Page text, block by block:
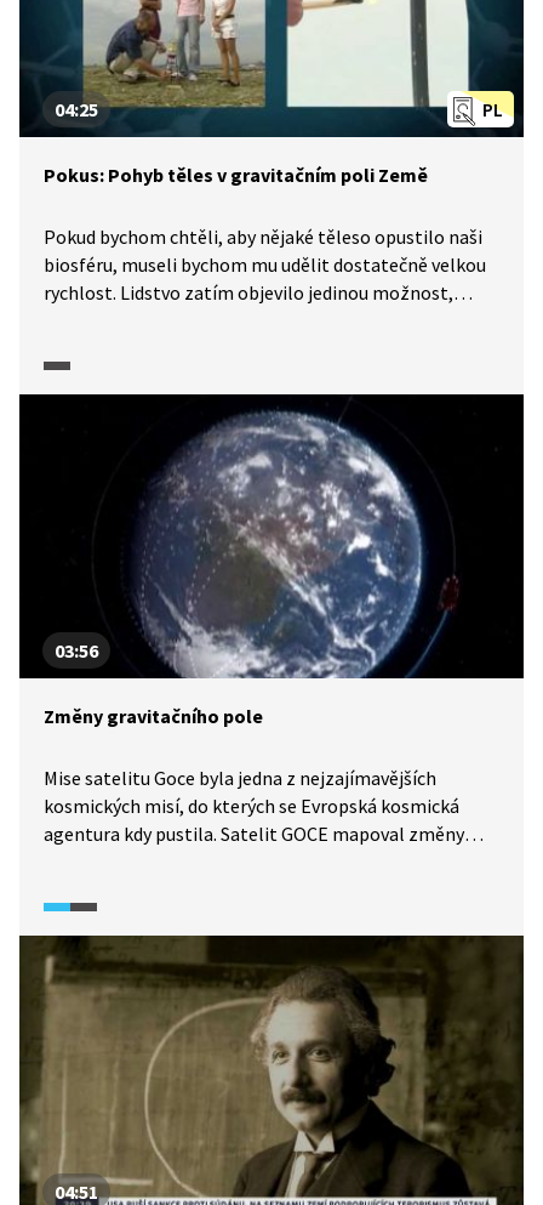
PL
04:25
Pokus: Pohyb těles v gravitačním poli Země
Pokud bychom chtěli, aby nějaké těleso opustilo naši
biosféru, museli bychom mu udělit dostatečně velkou
rychlost. Lidstvo zatím objevilo jedinou možnost,
loď na oběžné dráze, když se pohybuje ve vzdálenosti,
kde na ni působí gravitační pole Země? Kosmické lodě
obíhají kolem Země po kruhových nebo mírně
eliptických drahách a gravitační síla se chová jako
dostředivá. Jejím působením se pohyb vesmírného
tělesa stáčí k zemskému povrchu, ovšem
při dostatečně velké rychlosti vesmírná loď nikdy
nespadne. Družice obíhají po geostacionární dráze
a mají stejnou úhlovou rychlost jako zemská rotace,
takže stojí nad jedním místem zemského povrchu.
03:56
Změny gravitačního pole
Mise satelitu Goce byla jedna z nejzajímavějších
kosmických misí, do kterých se Evropská kosmická
agentura kdy pustila. Satelit GOCE mapoval změny
mimo jiné třeba pohyby oceánu, a tím lépe pracovat
s klimatickou změnou.
04:51